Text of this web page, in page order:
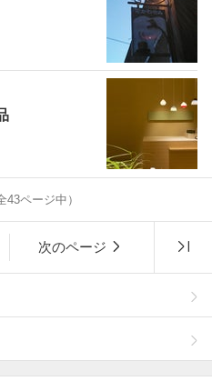
43ページ中）
次のページ